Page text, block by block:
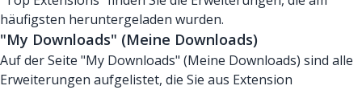
häufigsten heruntergeladen wurden.
"My Downloads" (Meine Downloads)
Auf der Seite "My Downloads" (Meine Downloads) sind alle
Erweiterungen aufgelistet, die Sie aus Extension